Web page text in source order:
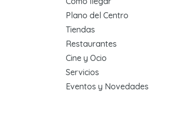
Plano del Centro
Tiendas
Restaurantes
Cine y Ocio
Servicios
Eventos y Novedades